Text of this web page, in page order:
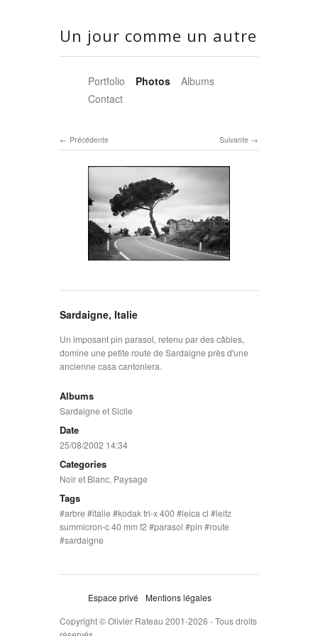
Un jour comme un autre
Portfolio Photos
Albums
Contact
Suivante
Précédente
Sardaigne, Italie
Un imposant pin parasol, retenu par des câbles,
domine une petite route de Sardaigne près d'une
ancienne casa cantoniera.
Albums
Sardaigne et Sicile
Date
25/08/2002 14:34
Categories
Noir et Blanc, Paysage
Tags
arbre italie kodak tri-x 400 leica cl
leitz
summicron-c 40 mm f2
parasol pin
route
sardaigne
Espace privé
Mentions légales
Copyright © Olivier Rateau 2001-2026 - Tous droits